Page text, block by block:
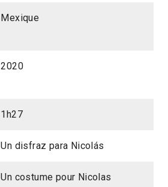
Mexique
2020
1h27
Un disfraz para Nicolás
Un costume pour Nicolas